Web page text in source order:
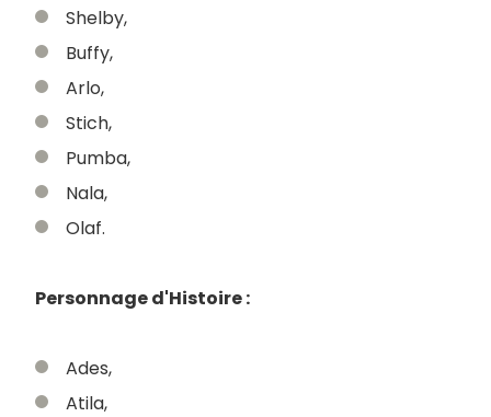
Shelby,
Buffy,
Arlo,
Stich,
Pumba,
Nala,
Olaf.
Personnage d'Histoire :
Ades,
Atila,